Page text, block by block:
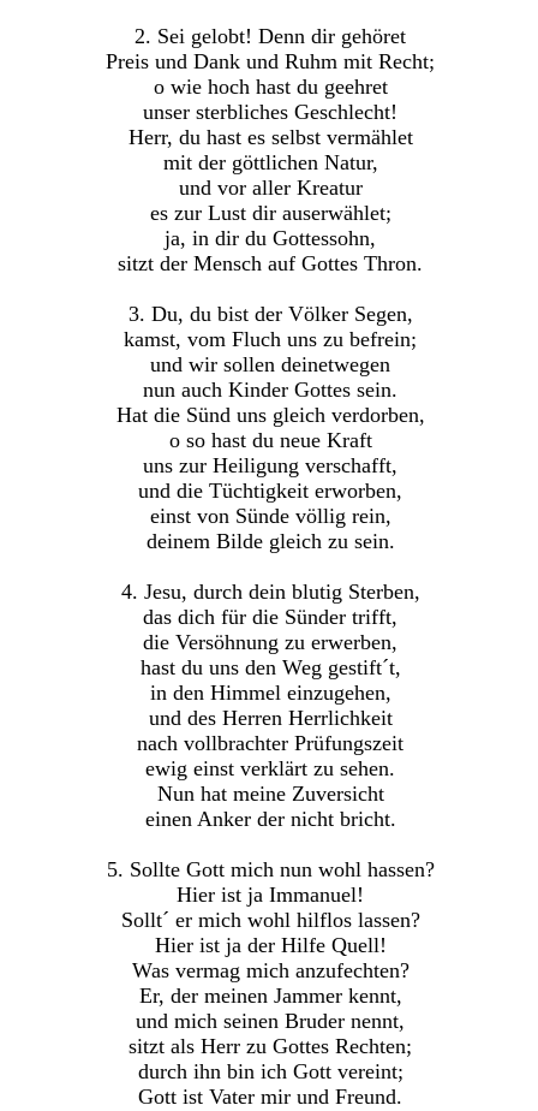
2. Sei gelobt! Denn dir gehöret
Preis und Dank und Ruhm mit Recht;
o wie hoch hast du geehret
unser sterbliches Geschlecht!
Herr, du hast es selbst vermählet
mit der göttlichen Natur,
und vor aller Kreatur
es zur Lust dir auserwählet;
ja, in dir du Gottessohn,
sitzt der Mensch auf Gottes Thron.
3. Du, du bist der Völker Segen,
kamst, vom Fluch uns zu befrein;
und wir sollen deinetwegen
nun auch Kinder Gottes sein.
Hat die Sünd uns gleich verdorben,
o so hast du neue Kraft
uns zur Heiligung verschafft,
und die Tüchtigkeit erworben,
einst von Sünde völlig rein,
deinem Bilde gleich zu sein.
4. Jesu, durch dein blutig Sterben,
das dich für die Sünder trifft,
die Versöhnung zu erwerben,
hast du uns den Weg gestift´t,
in den Himmel einzugehen,
und des Herren Herrlichkeit
nach vollbrachter Prüfungszeit
ewig einst verklärt zu sehen.
Nun hat meine Zuversicht
einen Anker der nicht bricht.
5. Sollte Gott mich nun wohl hassen?
Hier ist ja Immanuel!
Sollt´ er mich wohl hilflos lassen?
Hier ist ja der Hilfe Quell!
Was vermag mich anzufechten?
Er, der meinen Jammer kennt,
und mich seinen Bruder nennt,
sitzt als Herr zu Gottes Rechten;
durch ihn bin ich Gott vereint;
Gott ist Vater mir und Freund.